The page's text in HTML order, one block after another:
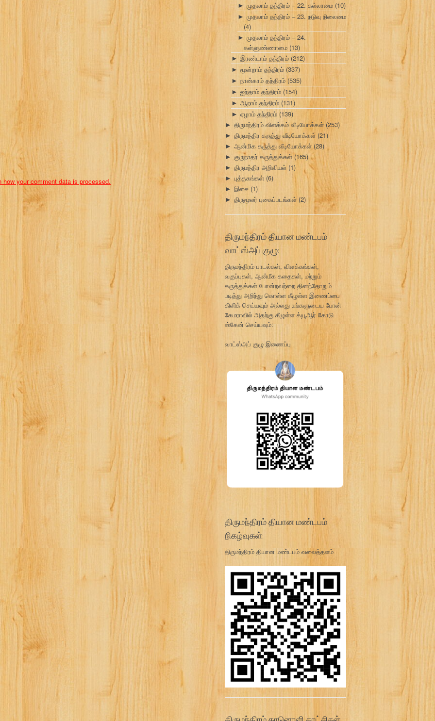
how your comment data is processed.
► முதலாம் தந்திரம் – 22. கல்லாமை (10)
► முதலாம் தந்திரம் – 23. நடுவு நிலைமை
(4)
► முதலாம் தந்திரம் – 24.
கள்ளுண்ணாமை (13)
► இரண்டாம் தந்திரம் (212)
► மூன்றாம் தந்திரம் (337)
► நான்காம் தந்திரம் (535)
► ஐந்தாம் தந்திரம் (154)
► ஆறாம் தந்திரம் (131)
► ஏழாம் தந்திரம் (139)
► திருமந்திரம் விளக்கம் வீடியோக்கள் (253)
► திருமந்திர கருத்து வீடியோக்கள் (21)
► ஆன்மிக கருத்து வீடியோக்கள்(28)
► குருநாதர் கருத்துக்கள்(165)
► திருமந்திர அறிவியல் (1)
► புத்தகங்கள் (6)
► இசை (1)
► திருமூலர் புகைப்படங்கள் (2)
திருமந்திரம் தியான மண்டபம்
வாட்ஸ்அப் குழு:
திருமந்திரம் பாடல்கள், விளக்கங்கள்,
வகுப்புகள், ஆன்மீக கதைகள், மற்றும்
கருத்துக்கள் போன்றவற்றை தினந்தோறும்
படித்து அறிந்து கொள்ள கீழுள்ள இணைப்பை
கிளிக் செய்யவும் அல்லது உங்களுடைய போன்
கேமராவில் அதற்கு கீழுள்ள க்யூஆர் கோடு
ஸ்கேன் செய்யவும்:
வாட்ஸ்அப் குழு இணைப்பு
திருமந்திரம் தியான மண்டபம்
நிகழ்வுகள்:
திருமந்திரம் தியான மண்டபம் வலைத்தளம்